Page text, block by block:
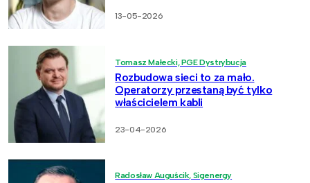
13-05-2026
Tomasz Małecki, PGE Dystrybucja
Rozbudowa sieci to za mało.
Operatorzy przestaną być tylko
właścicielem kabli
23-04-2026
Radosław Auguścik, Sigenergy